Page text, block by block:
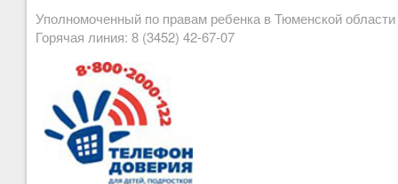
Уполномоченный по правам ребенка в Тюменской
Горячая линия: 8 (3452) 42-67-07